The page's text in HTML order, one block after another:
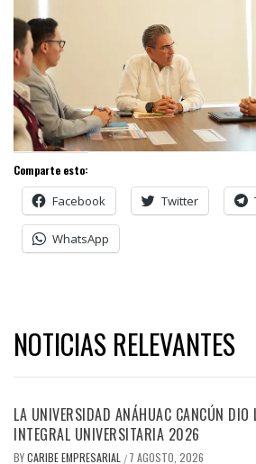
Comparte esto:
Facebook Twitter
WhatsApp
NOTICIAS RELEVANTES
LA UNIVERSIDAD ANÁHUAC CANCÚN DIO
INTEGRAL UNIVERSITARIA 2026
BYCARIBE EMPRESARIAL / 7 AGOSTO, 2026